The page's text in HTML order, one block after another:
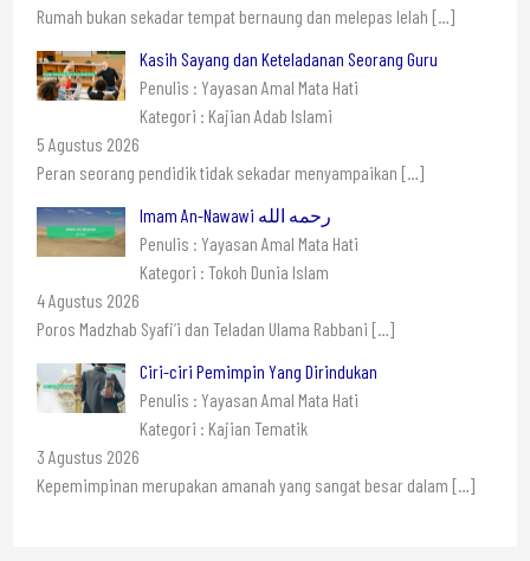
Rumah bukan sekadar tempat bernaung dan melepas lelah […]
Kasih Sayang dan Keteladanan Seorang Guru
Penulis : Yayasan Amal Mata Hati
Kategori : Kajian Adab Islami
5 Agustus 2026
Peran seorang pendidik tidak sekadar menyampaikan […]
Imam An-Nawawi رحمه الله
Penulis : Yayasan Amal Mata Hati
Kategori : Tokoh Dunia Islam
4 Agustus 2026
Poros Madzhab Syafi’i dan Teladan Ulama Rabbani […]
Ciri-ciri Pemimpin Yang Dirindukan
Penulis : Yayasan Amal Mata Hati
Kategori : Kajian Tematik
3 Agustus 2026
Kepemimpinan merupakan amanah yang sangat besar dalam […]